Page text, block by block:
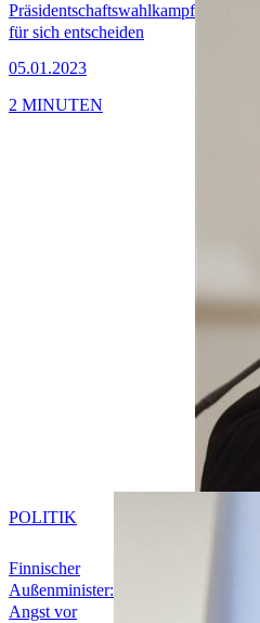
Präsidentschaftswahlkampf
für sich entscheiden
05.01.2023
2 MINUTEN
Finnischer
Außenminister:
Angst vor
POLITIK